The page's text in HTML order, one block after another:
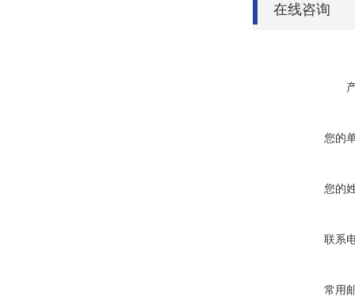
在线咨询
您的
您的
联系
常用